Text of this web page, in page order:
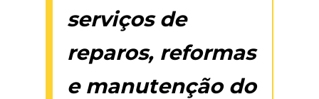
serviços de
reparos, reformas
e manutenção do